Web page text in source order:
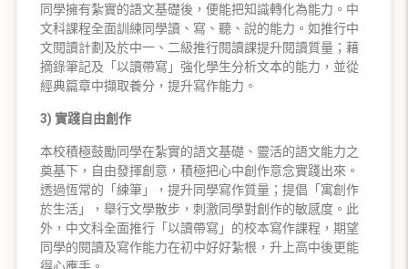
同學擁有紮實的語文基礎後，便能把知識轉化為能力。中
文科課程全面訓練同學讀、寫、聽、說的能力。如推行中
文閱讀計劃及於中一、二級推行閱讀課提升閱讀質量；藉
摘錄筆記及「以讀帶寫」強化學生分析文本的能力，並從
經典篇章中擷取養分，提升寫作能力。
3) 實踐自由創作
本校積極鼓勵同學在紮實的語文基礎、靈活的語文能力之
奠基下，自由發揮創意，積極把心中創作意念實踐出來。
透過恆常的「練筆」，提升同學寫作質量；提倡「寓創作
於生活」，舉行文學散步，刺激同學對創作的敏感度。此
外，中文科全面推行「以讀帶寫」的校本寫作課程，期望
同學的閱讀及寫作能力在初中好好紮根，升上高中後更能